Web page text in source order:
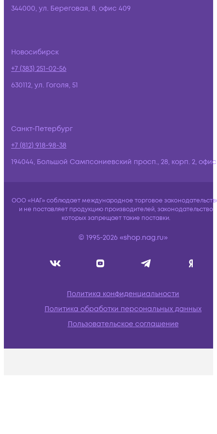
344000, ул. Береговая, 8, офис 409
Новосибирск
+7 (383) 251-02-56
630112, ул. Гоголя, 51
Санкт-Петербург
+7 (812) 918-98-38
194044, Большой Сампсониевский просп., 28, корп. 2,
ООО «НАГ» соблюдает международное торговое
и не поставляет продукцию производителей, законодательство
которых запрещает такие поставки.
© 1995-2026 «shop.nag.ru»
Политика конфиденциальности
Политика обработки персональных данных
Пользовательское соглашение